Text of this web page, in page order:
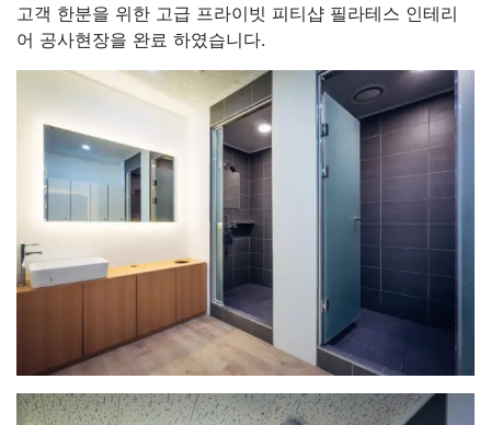
고객 한분을 위한 고급 프라이빗 피티샵 필라테스 인테리
어 공사현장을 완료 하였습니다.